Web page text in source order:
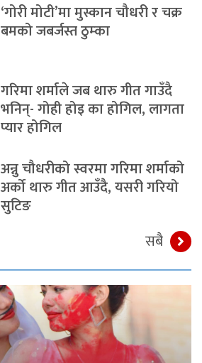
‘गोरी मोटी’मा मुस्कान चौधरी र चक्र
बमको जबर्जस्त ठुम्का
गरिमा शर्माले जब थारु गीत गाउँदै
भनिन्- गोही होइ का होगिल, लागता
प्यार होगिल
अन्नु चौधरीको स्वरमा गरिमा शर्माको
अर्को थारु गीत आउँदै, यसरी गरियो
सुटिङ
सबै